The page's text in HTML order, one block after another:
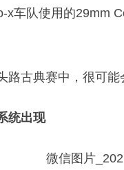
x车队使用的29mm
路古典赛中，很可能
统出现